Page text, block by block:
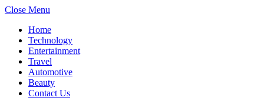
Close Menu
Home
Technology
Entertainment
Travel
Automotive
Beauty
Contact Us